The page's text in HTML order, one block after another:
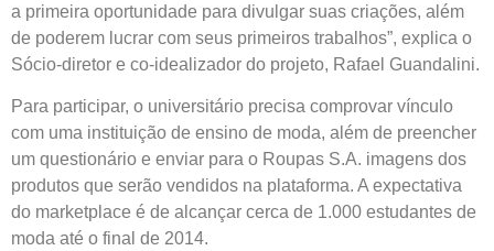
a primeira oportunidade para divulgar suas criações, além
de poderem lucrar com seus primeiros trabalhos”, explica o
Sócio-diretor e co-idealizador do projeto, Rafael Guandalini.
Para participar, o universitário precisa comprovar vínculo
com uma instituição de ensino de moda, além de preencher
um questionário e enviar para o Roupas S.A. imagens dos
produtos que serão vendidos na plataforma. A expectativa
do marketplace é de alcançar cerca de 1.000 estudantes de
moda até o final de 2014.